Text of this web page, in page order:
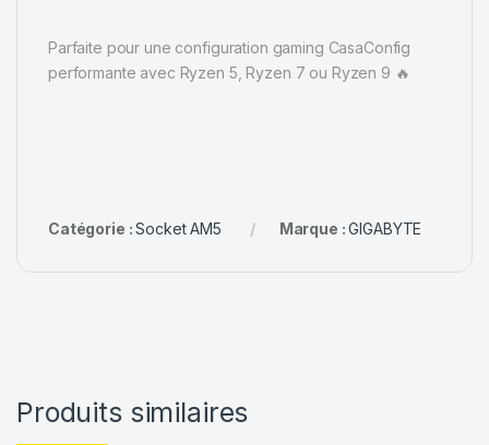
Parfaite pour une configuration gaming CasaConfig
performante avec Ryzen 5, Ryzen 7 ou Ryzen 9 🔥
Catégorie :Socket AM5 Marque :GIGABYTE
Produits similaires